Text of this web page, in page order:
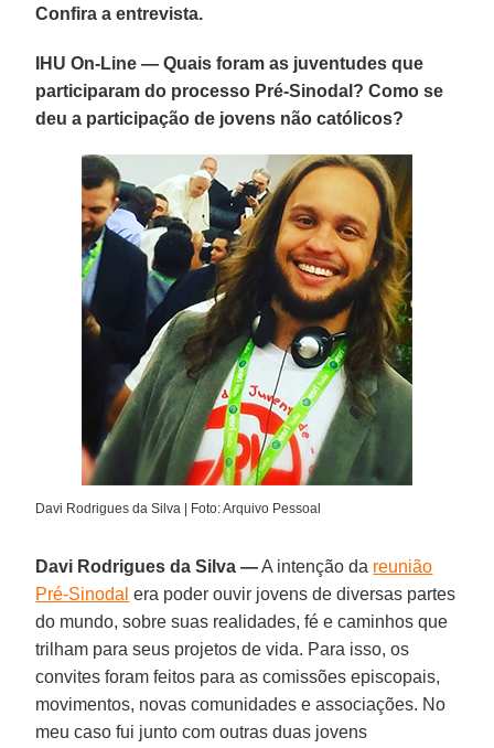
Confira a entrevista.
IHU On-Line — Quais foram as juventudes que
participaram do processo Pré-Sinodal? Como se
deu a participação de jovens não católicos?
Davi Rodrigues da Silva | Foto: Arquivo Pessoal
Davi Rodrigues da Silva —A intenção da reunião
Pré-Sinodal era poder ouvir jovens de diversas partes
do mundo, sobre suas realidades, fé e caminhos que
trilham para seus projetos de vida. Para isso, os
convites foram feitos para as comissões episcopais,
movimentos, novas comunidades e associações. No
meu caso fui junto com outras duas jovens